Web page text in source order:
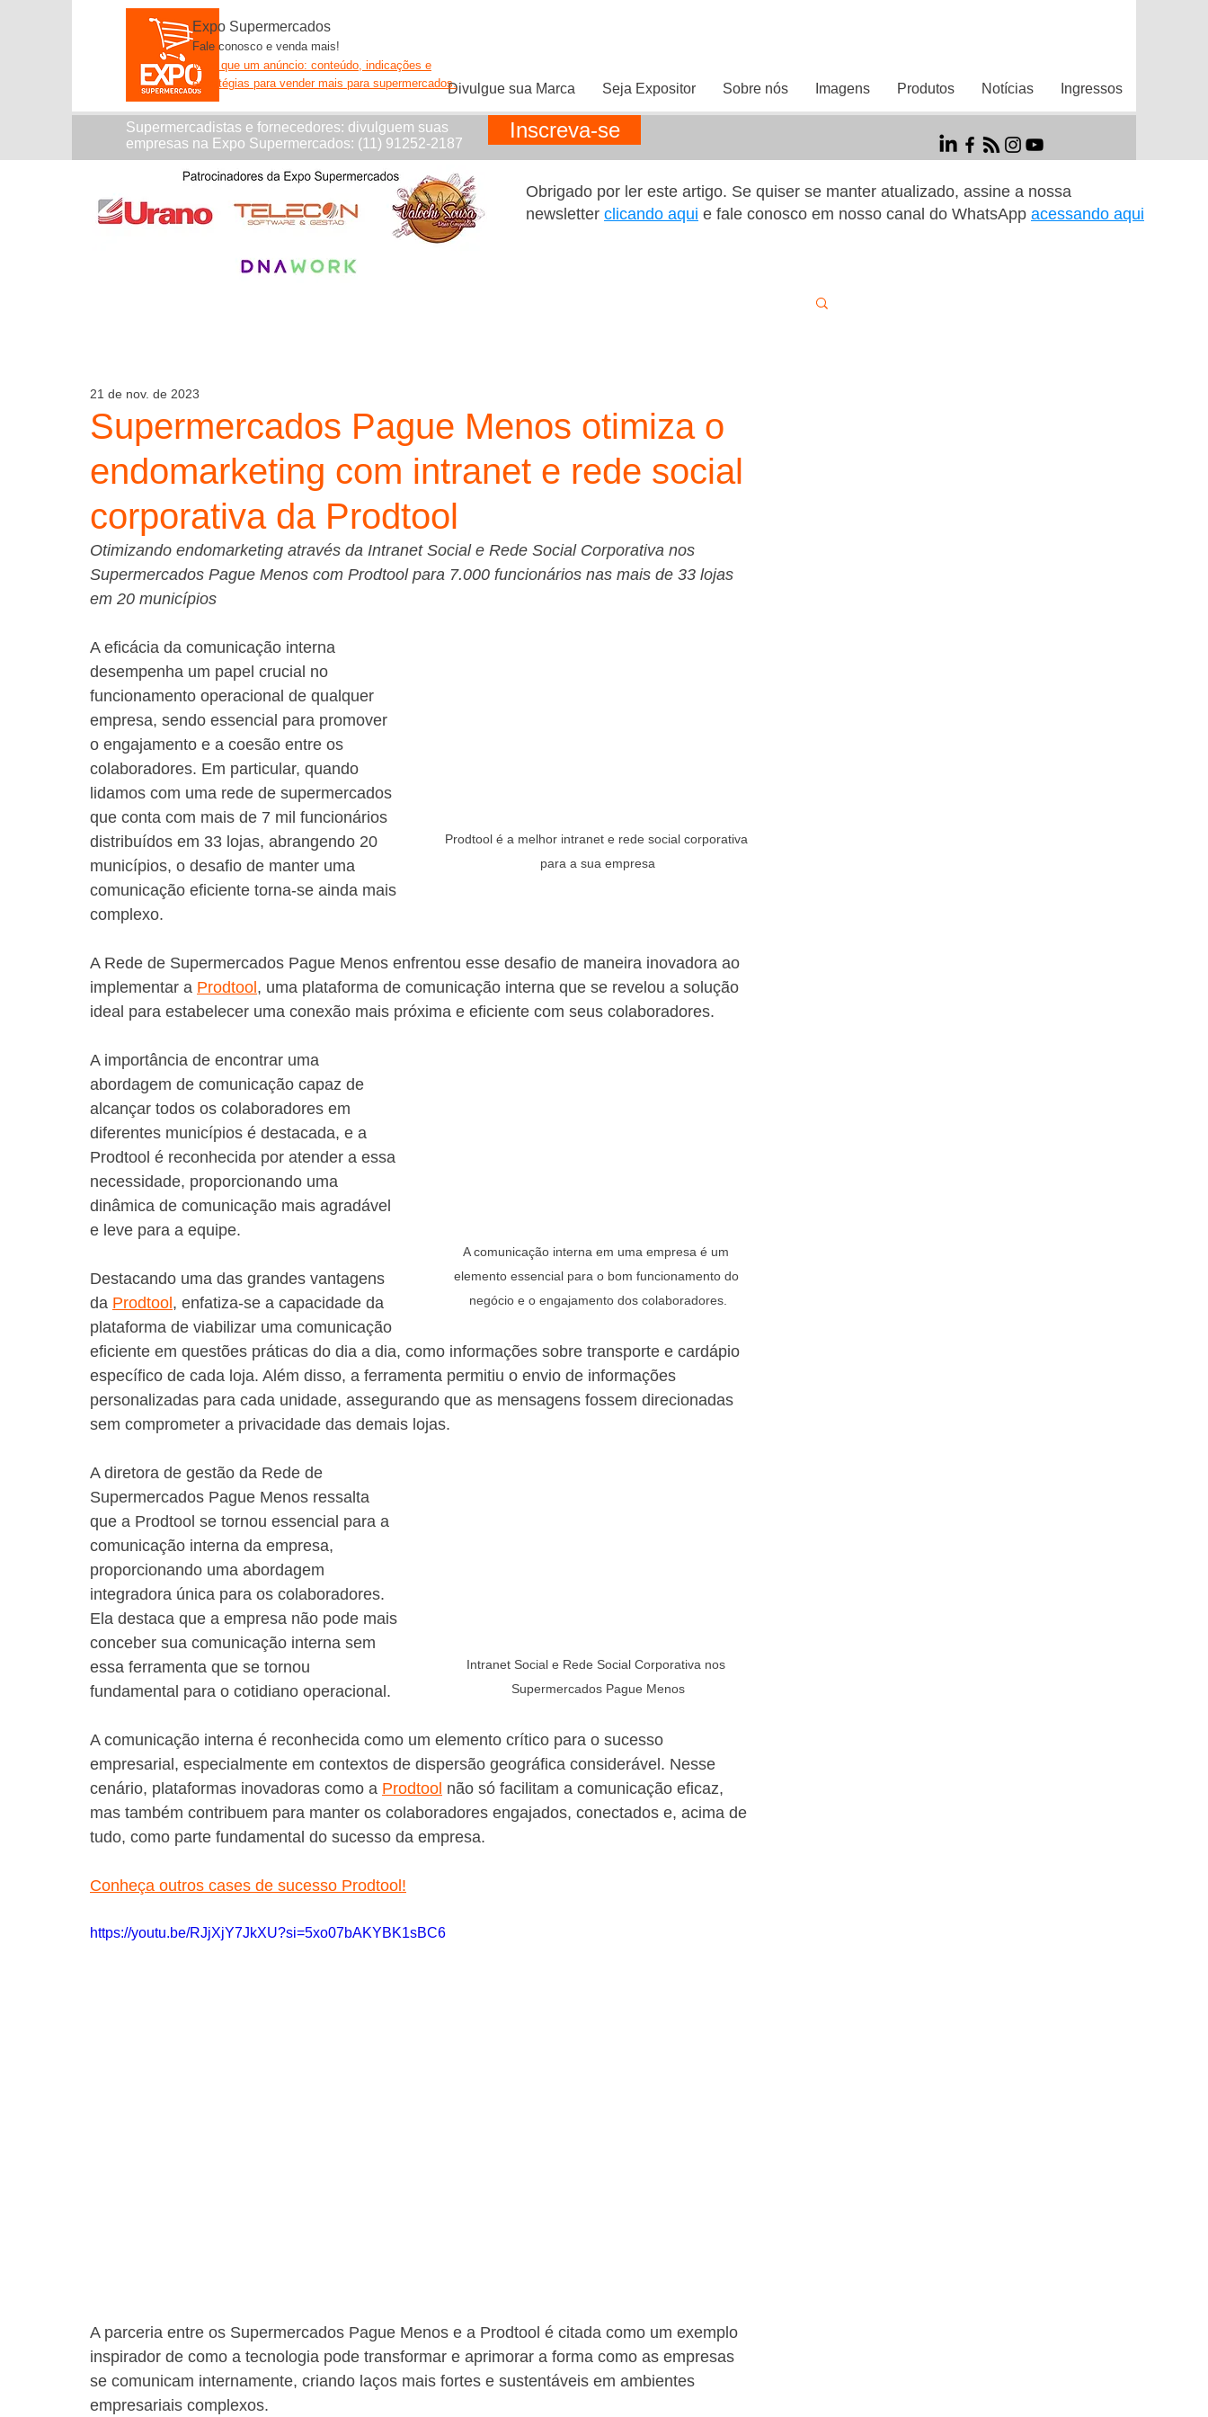
Divulgue sua Marca Seja Expositor Sobre nós Imagens Produtos Notícias Ingressos
Expo Supermercados
Fale conosco e venda mais!
Mais que um anúncio: conteúdo, indicações e
estratégias para vender mais para supermercados.
Supermercadistas e fornecedores: divulguem suas
empresas na Expo Supermercados: (11) 91252-2187
Inscreva-se
Obrigado por ler este artigo. Se quiser se manter atualizado, assine a nossa
newsletter clicando aqui e fale conosco em nosso canal do WhatsApp acessando aqui
Supermercados Pague Menos otimiza o
endomarketing com intranet e rede social
corporativa da Prodtool
21 de nov. de 2023
Otimizando endomarketing através da Intranet Social e Rede Social Corporativa nos
Supermercados Pague Menos com Prodtool para 7.000 funcionários nas mais de 33 lojas
em 20 municípios
Prodtool é a melhor intranet e rede social corporativa
para a sua empresa
A eficácia da comunicação interna
desempenha um papel crucial no
funcionamento operacional de qualquer
empresa, sendo essencial para promover
o engajamento e a coesão entre os
colaboradores. Em particular, quando
lidamos com uma rede de supermercados
que conta com mais de 7 mil funcionários
distribuídos em 33 lojas, abrangendo 20
municípios, o desafio de manter uma
comunicação eficiente torna-se ainda mais
complexo.
A Rede de Supermercados Pague Menos enfrentou esse desafio de maneira inovadora ao
implementar a Prodtool , uma plataforma de comunicação interna que se revelou a solução
ideal para estabelecer uma conexão mais próxima e eficiente com seus colaboradores.
A comunicação interna em uma empresa é um
elemento essencial para o bom funcionamento do
negócio e o engajamento dos colaboradores.
A importância de encontrar uma
abordagem de comunicação capaz de
alcançar todos os colaboradores em
diferentes municípios é destacada, e a
Prodtool é reconhecida por atender a essa
necessidade, proporcionando uma
dinâmica de comunicação mais agradável
e leve para a equipe.
Destacando uma das grandes vantagens
da Prodtool , enfatiza-se a capacidade da
plataforma de viabilizar uma comunicação
eficiente em questões práticas do dia a dia, como informações sobre transporte e cardápio
específico de cada loja. Além disso, a ferramenta permitiu o envio de informações
personalizadas para cada unidade, assegurando que as mensagens fossem direcionadas
sem comprometer a privacidade das demais lojas.
Intranet Social e Rede Social Corporativa nos
Supermercados Pague Menos
A diretora de gestão da Rede de
Supermercados Pague Menos ressalta
que a Prodtool se tornou essencial para a
comunicação interna da empresa,
proporcionando uma abordagem
integradora única para os colaboradores.
Ela destaca que a empresa não pode mais
conceber sua comunicação interna sem
essa ferramenta que se tornou
fundamental para o cotidiano operacional.
A comunicação interna é reconhecida como um elemento crítico para o sucesso
empresarial, especialmente em contextos de dispersão geográfica considerável. Nesse
cenário, plataformas inovadoras como a Prodtool não só facilitam a comunicação eficaz,
mas também contribuem para manter os colaboradores engajados, conectados e, acima de
tudo, como parte fundamental do sucesso da empresa.
Conheça outros cases de sucesso Prodtool!
https://youtu.be/RJjXjY7JkXU?si=5xo07bAKYBK1sBC6
A parceria entre os Supermercados Pague Menos e a Prodtool é citada como um exemplo
inspirador de como a tecnologia pode transformar e aprimorar a forma como as empresas
se comunicam internamente, criando laços mais fortes e sustentáveis em ambientes
empresariais complexos.